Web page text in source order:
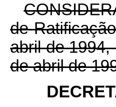
de
abril de
de abril de